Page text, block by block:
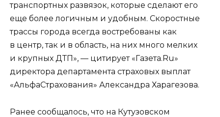
транспортных развязок, которые сделают его
еще более логичным и удобным. Скоростные
трассы города всегда востребованы как
в центр, так и в область, на них много мелких
и крупных ДТП», — цитирует «Газета.Ru»
директора департамента страховых выплат
«АльфаСтрахования» Александра Харагезова.
Ранее сообщалось, что на Кутузовском